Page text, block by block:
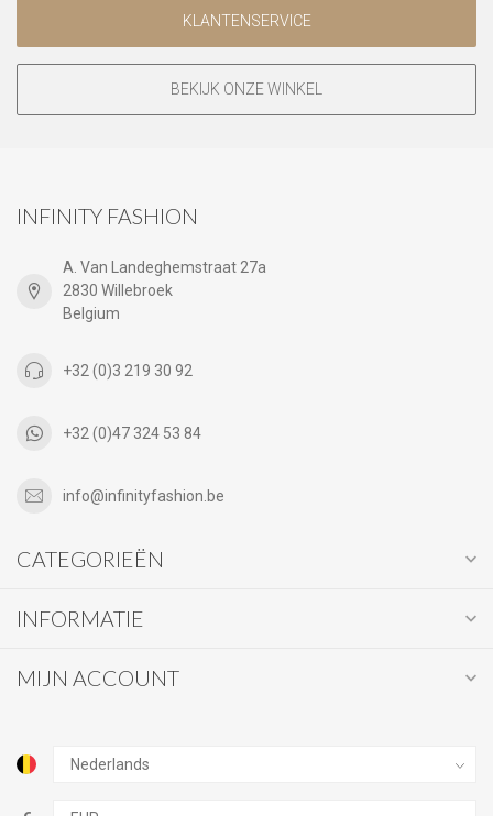
KLANTENSERVICE
BEKIJK ONZE WINKEL
INFINITY FASHION
A. Van Landeghemstraat 27a
2830 Willebroek
Belgium
+32 (0)3 219 30 92
+32 (0)47 324 53 84
info@infinityfashion.be
CATEGORIEËN
INFORMATIE
MIJN ACCOUNT